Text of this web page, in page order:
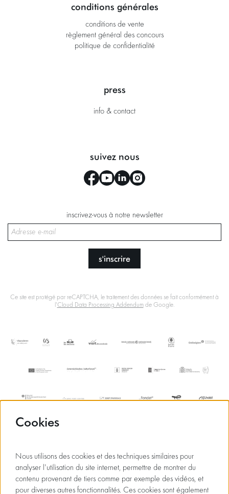
conditions générales
conditions de vente
règlement général des concours
politique de confidentialité
press
info & contact
suivez nous
inscrivez-vous à notre newsletter
s'inscrire
Ce site est protégé par reCAPTCHA, le traitement des données se fait conformément à
l'Cloud Data Processing Addendumde Google.
Cookies
Nous utilisons des cookies et des techniques similaires pour
analyser l'utilisation du site internet, permettre de montrer du
contenu provenant de tiers comme par exemple des vidéos, et
pour diverses autres fonctionnalités. Ces cookies sont également